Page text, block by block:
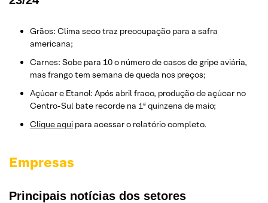
Grãos: Clima seco traz preocupação para a safra
americana;
Carnes: Sobe para 10 o número de casos de gripe aviária,
mas frango tem semana de queda nos preços;
Açúcar e Etanol: Após abril fraco, produção de açúcar no
Centro-Sul bate recorde na 1ª quinzena de maio;
Clique aqui para acessar o relatório completo.
Empresas
Principais notícias dos setores